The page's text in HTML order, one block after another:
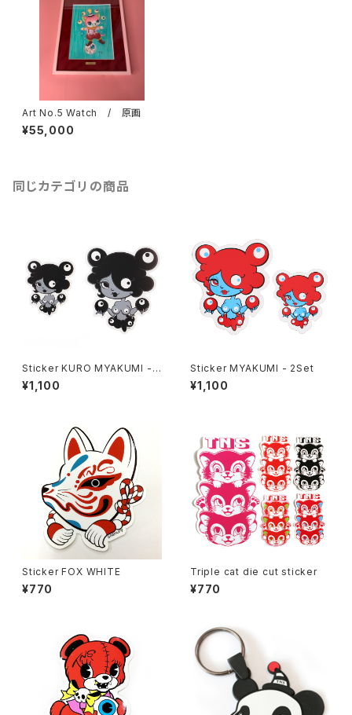
Art No.5 Watch / 原画
¥55,000
同じカテゴリの商品
Sticker KURO MYAKUMI - 2
Set
¥1,100
Sticker MYAKUMI - 2Set
¥1,100
Sticker FOX WHITE
¥770
Triple cat die cut sticker
¥770